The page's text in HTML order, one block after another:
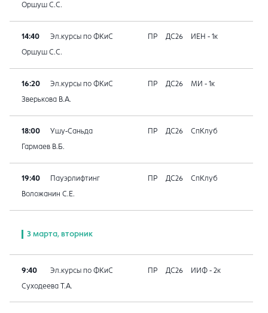
Оршуш С.С.
14:40 Эл.курсы по ФКиС ПР ДС26 ИЕН - 1к
Оршуш С.С.
16:20 Эл.курсы по ФКиС ПР ДС26 МИ - 1к
Зверькова В.А.
18:00 Ушу-Саньда ПР ДС26 СпКлуб
Гармаев В.Б.
19:40 Пауэрлифтинг ПР ДС26 СпКлуб
Воложанин С.Е.
3 марта, вторник
9:40 Эл.курсы по ФКиС ПР ДС26 ИИФ - 2к
Суходеева Т.А.